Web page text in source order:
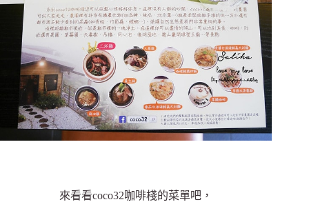
來看看coco32咖啡棧的菜單吧，